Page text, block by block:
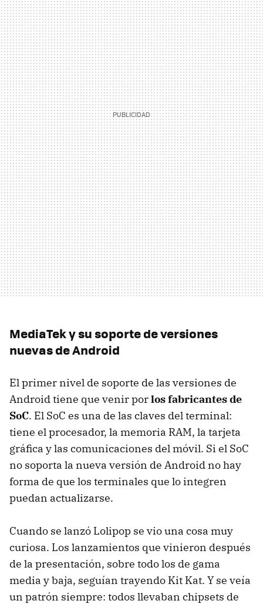
MediaTek y su soporte de versiones
nuevas de Android
El primer nivel de soporte de las versiones de
Android tiene que venir porlos fabricantes de
SoC. El SoC es una de las claves del terminal:
tiene el procesador, la memoria RAM, la tarjeta
gráfica y las comunicaciones del móvil. Si el SoC
no soporta la nueva versión de Android no hay
forma de que los terminales que lo integren
puedan actualizarse.
Cuando se lanzó Lolipop se vio una cosa muy
curiosa. Los lanzamientos que vinieron después
de la presentación, sobre todo los de gama
media y baja, seguían trayendo Kit Kat. Y se veía
un patrón siempre: todos llevaban chipsets de